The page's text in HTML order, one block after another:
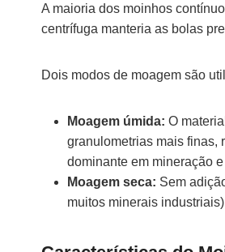
A maioria dos moinhos
centrífuga manteria as bolas
Dois modos de moagem são
Moagem úmida: O
granulometrias mais finas,
dominante em mineração
Moagem seca: Sem
muitos minerais